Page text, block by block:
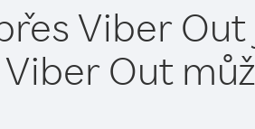
Viber
Out